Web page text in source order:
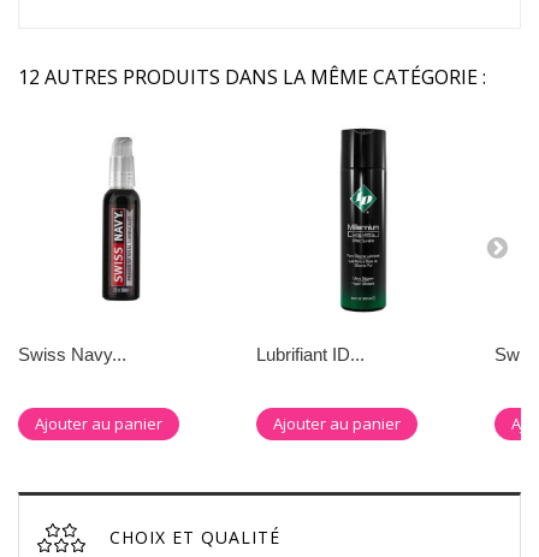
12 AUTRES PRODUITS DANS LA MÊME CATÉGORIE :
Swiss Navy...
Ajouter au panier
Lubrifiant ID...
Ajouter au panier
CHOIX ET QUALITÉ